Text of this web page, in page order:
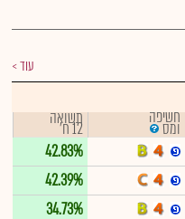
עוד
חשיפה
ומס תשואה
12 ח'
42.83%
42.39%
34.73%